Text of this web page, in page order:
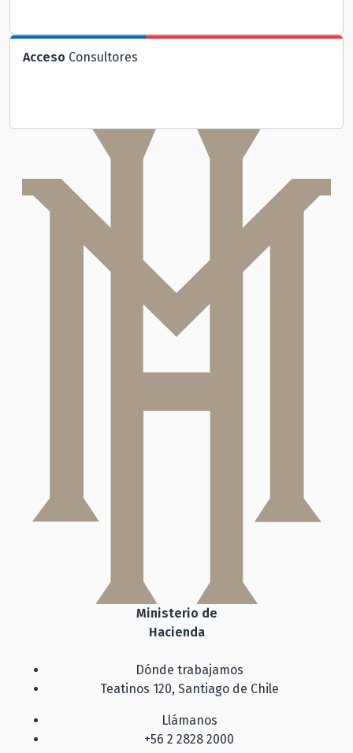
Acceso Consultores
Ministerio de
Hacienda
Dónde trabajamos
Teatinos 120, Santiago de Chile
Llámanos
+56 2 2828 2000